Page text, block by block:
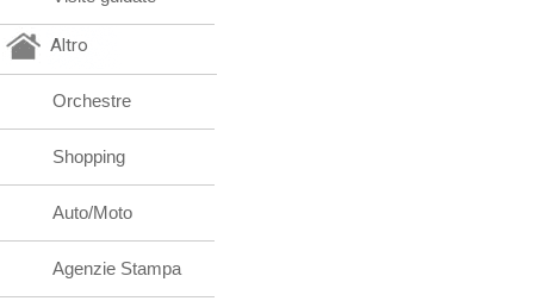
Altro
Orchestre
Shopping
Auto/Moto
Agenzie Stampa